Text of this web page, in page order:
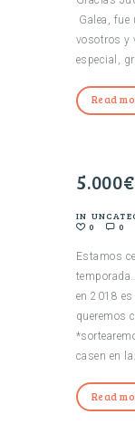
Galea,
vosotros y
especial,
Read
IN
0
0
Estamos
en 2018
queremos
casen en
Read